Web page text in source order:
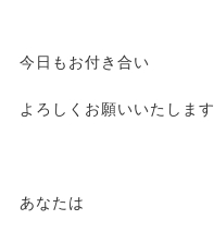
今日もお付き合い
よろしくお願いいたします
あなたは